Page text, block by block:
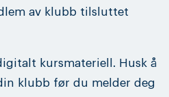
av klubb tilsluttet
kursmateriell. Husk å
klubb før du melder deg